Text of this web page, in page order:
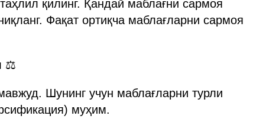
қилинг. Қандай маблағни сармоя
Фақат ортиқча маблағларни сармоя
⚖️
Шунинг учун маблағларни турли
муҳим.